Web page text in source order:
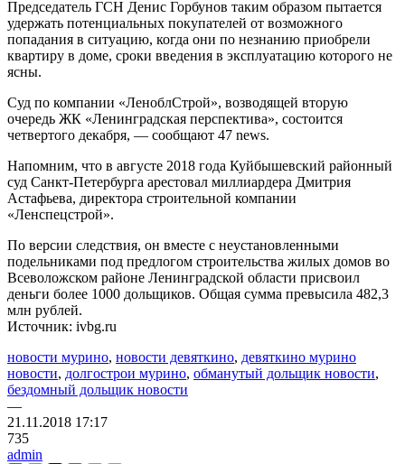
Председатель ГСН Денис Горбунов таким образом пытается
удержать потенциальных покупателей от возможного
попадания в ситуацию, когда они по незнанию приобрели
квартиру в доме, сроки введения в эксплуатацию которого не
ясны.
Суд по компании «ЛеноблСтрой», возводящей вторую
очередь ЖК «Ленинградская перспектива», состоится
четвертого декабря, — сообщают 47 news.
Напомним, что в августе 2018 года Куйбышевский районный
суд Санкт-Петербурга арестовал миллиардера Дмитрия
Астафьева, директора строительной компании
«Ленспецстрой».
По версии следствия, он вместе с неустановленными
подельниками под предлогом строительства жилых домов во
Всеволожском районе Ленинградской области присвоил
деньги более 1000 дольщиков. Общая сумма превысила 482,3
млн рублей.
Источник: ivbg.ru
новости мурино, новости девяткино, девяткино мурино
новости, долгострои мурино, обманутый дольщик новости,
бездомный дольщик новости
—
21.11.2018 17:17
735
admin